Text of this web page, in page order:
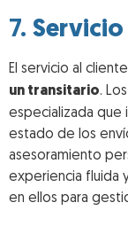
7.
El servicio al
un transitario.
especializada que
estado de los
asesoramiento
experiencia fluida
en ellos para